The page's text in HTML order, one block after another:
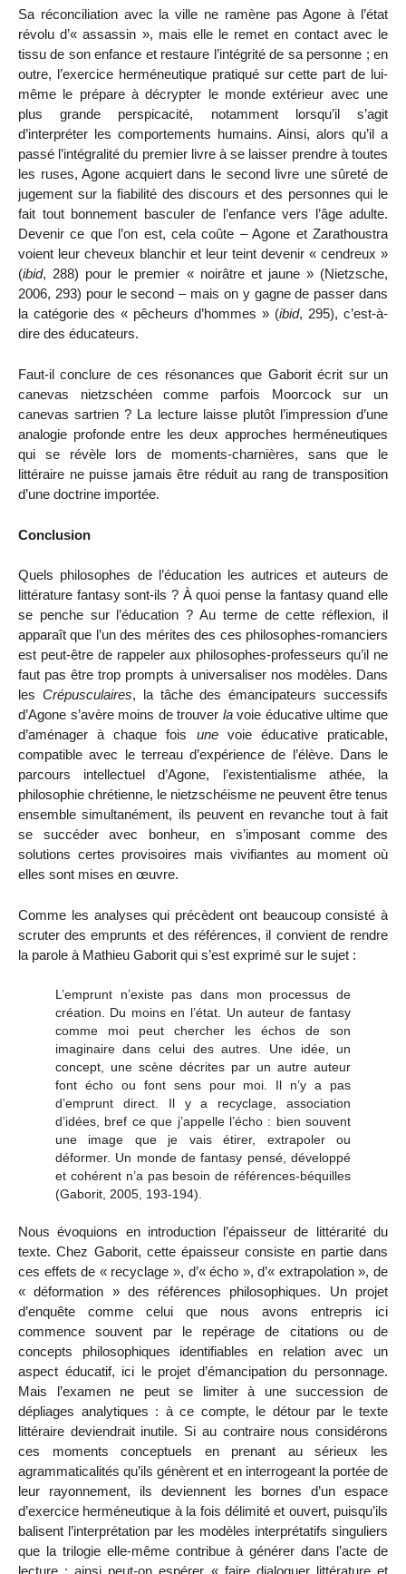
Sa réconciliation avec la ville ne ramène pas Agone à l’état
révolu d’« assassin », mais elle le remet en contact avec le
tissu de son enfance et restaure l’intégrité de sa personne ; en
outre, l’exercice herméneutique pratiqué sur cette part de lui-
même le prépare à décrypter le monde extérieur avec une
plus grande perspicacité, notamment lorsqu’il s’agit
d’interpréter les comportements humains. Ainsi, alors qu’il a
passé l’intégralité du premier livre à se laisser prendre à toutes
les ruses, Agone acquiert dans le second livre une sûreté de
jugement sur la fiabilité des discours et des personnes qui le
fait tout bonnement basculer de l’enfance vers l’âge adulte.
Devenir ce que l’on est, cela coûte – Agone et Zarathoustra
voient leur cheveux blanchir et leur teint devenir « cendreux »
(ibid, 288) pour le premier « noirâtre et jaune » (Nietzsche,
2006, 293) pour le second – mais on y gagne de passer dans
la catégorie des « pêcheurs d’hommes » (ibid, 295), c’est-à-
dire des éducateurs.
Faut-il conclure de ces résonances que Gaborit écrit sur un
canevas nietzschéen comme parfois Moorcock sur un
canevas sartrien ? La lecture laisse plutôt l’impression d’une
analogie profonde entre les deux approches herméneutiques
qui se révèle lors de moments-charnières, sans que le
littéraire ne puisse jamais être réduit au rang de transposition
d’une doctrine importée.
Conclusion
Quels philosophes de l’éducation les autrices et auteurs de
littérature fantasy sont-ils ? À quoi pense la fantasy quand elle
se penche sur l’éducation ? Au terme de cette réflexion, il
apparaît que l’un des mérites des ces philosophes-romanciers
est peut-être de rappeler aux philosophes-professeurs qu’il ne
faut pas être trop prompts à universaliser nos modèles. Dans
les Crépusculaires, la tâche des émancipateurs successifs
d’Agone s’avère moins de trouver lavoie éducative ultime que
d’aménager à chaque fois unevoie éducative praticable,
compatible avec le terreau d’expérience de l’élève. Dans le
parcours intellectuel d’Agone, l’existentialisme athée, la
philosophie chrétienne, le nietzschéisme ne peuvent être tenus
ensemble simultanément, ils peuvent en revanche tout à fait
se succéder avec bonheur, en s’imposant comme des
solutions certes provisoires mais vivifiantes au moment où
elles sont mises en œuvre.
Comme les analyses qui précèdent ont beaucoup consisté à
scruter des emprunts et des références, il convient de rendre
la parole à Mathieu Gaborit qui s’est exprimé sur le sujet :
L’emprunt n’existe pas dans mon processus de
création. Du moins en l’état. Un auteur de fantasy
comme moi peut chercher les échos de son
imaginaire dans celui des autres. Une idée, un
concept, une scène décrites par un autre auteur
font écho ou font sens pour moi. Il n’y a pas
d’emprunt direct. Il y a recyclage, association
d’idées, bref ce que j’appelle l’écho : bien souvent
une image que je vais étirer, extrapoler ou
déformer. Un monde de fantasy pensé, développé
et cohérent n’a pas besoin de références-béquilles
(Gaborit, 2005, 193-194).
Nous évoquions en introduction l’épaisseur de littérarité du
texte. Chez Gaborit, cette épaisseur consiste en partie dans
ces effets de « recyclage », d’« écho », d’« extrapolation », de
« déformation » des références philosophiques. Un projet
d’enquête comme celui que nous avons entrepris ici
commence souvent par le repérage de citations ou de
concepts philosophiques identifiables en relation avec un
aspect éducatif, ici le projet d’émancipation du personnage.
Mais l’examen ne peut se limiter à une succession de
dépliages analytiques : à ce compte, le détour par le texte
littéraire deviendrait inutile. Si au contraire nous considérons
ces moments conceptuels en prenant au sérieux les
agrammaticalités qu’ils génèrent et en interrogeant la portée de
leur rayonnement, ils deviennent les bornes d’un espace
d’exercice herméneutique à la fois délimité et ouvert, puisqu’ils
balisent l’interprétation par les modèles interprétatifs singuliers
que la trilogie elle-même contribue à générer dans l’acte de